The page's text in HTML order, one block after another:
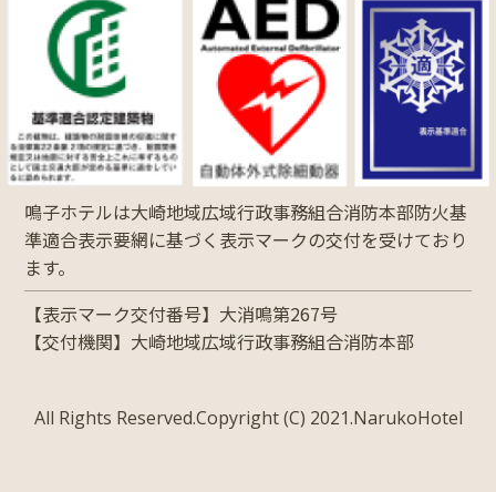
鳴子ホテルは大崎地域広域行政事務組合消防本部防火基
準適合表示要網に基づく表示マークの交付を受けており
ます。
【表示マーク交付番号】大消鳴第267号
【交付機関】大崎地域広域行政事務組合消防本部
All Rights Reserved.Copyright (C) 2021.NarukoHotel